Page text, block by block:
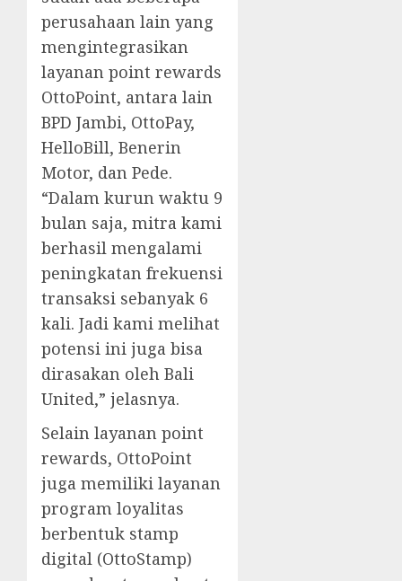
perusahaan lain yang
mengintegrasikan
layanan point rewards
OttoPoint, antara lain
BPD Jambi, OttoPay,
HelloBill, Benerin
Motor, dan Pede.
“Dalam kurun waktu 9
bulan saja, mitra kami
berhasil mengalami
peningkatan frekuensi
transaksi sebanyak 6
kali. Jadi kami melihat
potensi ini juga bisa
dirasakan oleh Bali
United,” jelasnya.
Selain layanan point
rewards, OttoPoint
juga memiliki layanan
program loyalitas
berbentuk stamp
digital (OttoStamp)